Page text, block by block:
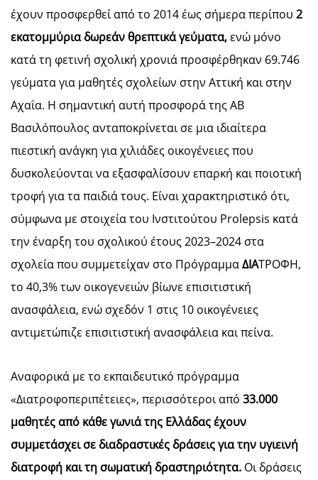
έχουν προσφερθεί από το 2014 έως σήμερα περίπου 2
εκατομμύρια δωρεάν θρεπτικά γεύματα,ενώ μόνο
κατά τη φετινή σχολική χρονιά προσφέρθηκαν 69.746
γεύματα για μαθητές σχολείων στην Αττική και στην
Αχαΐα. Η σημαντική αυτή προσφορά της ΑΒ
Βασιλόπουλος ανταποκρίνεται σε μια ιδιαίτερα
πιεστική ανάγκη για χιλιάδες οικογένειες που
δυσκολεύονται να εξασφαλίσουν επαρκή και ποιοτική
τροφή για τα παιδιά τους. Είναι χαρακτηριστικό ότι,
σύμφωνα με στοιχεία του Ινστιτούτου Prolepsis κατά
την έναρξη του σχολικού έτους 2023–2024 στα
σχολεία που συμμετείχαν στο ΠρόγραμμαΔΙΑΤΡΟΦΗ,
το 40,3% των οικογενειών βίωνε επισιτιστική
ανασφάλεια, ενώ σχεδόν 1 στις 10 οικογένειες
αντιμετώπιζε επισιτιστική ανασφάλεια και πείνα.
Αναφορικά με το εκπαιδευτικό πρόγραμμα
«Διατροφοπεριπέτειες», περισσότεροι από 33.000
μαθητές από κάθε γωνιά της Ελλάδας έχουν
συμμετάσχει σε διαδραστικές δράσεις για την υγιεινή
διατροφή και τη σωματική δραστηριότητα. Οι δράσεις